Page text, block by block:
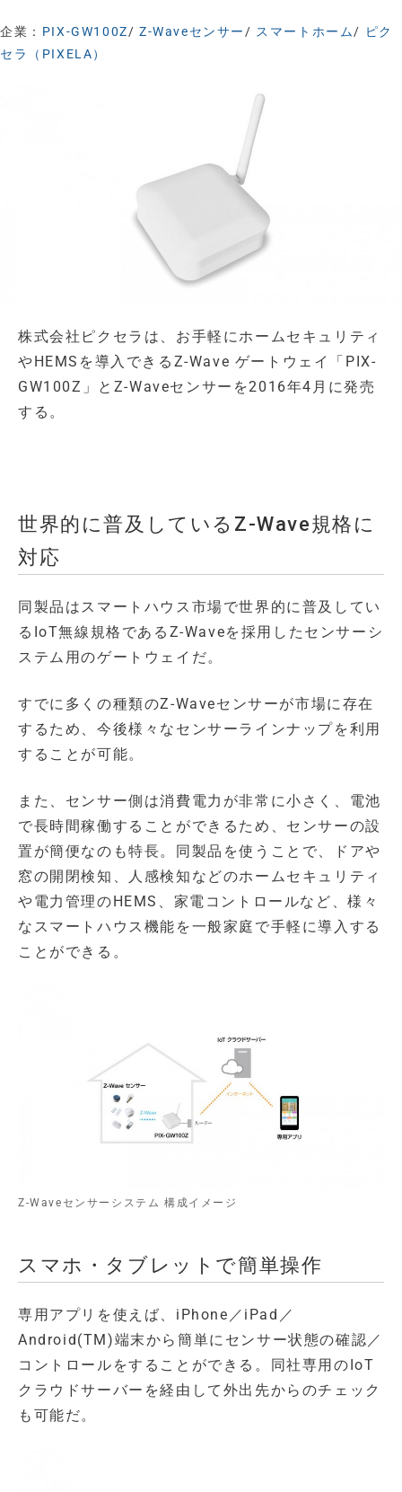
企業： PIX-GW100Z/Z-Waveセンサー/ スマートホーム/ ピク
セラ（PIXELA）
株式会社ピクセラは、お手軽にホームセキュリティ
やHEMSを導入できるZ-Wave ゲートウェイ「PIX-
GW100Z」とZ-Waveセンサーを2016年4月に発売
する。
世界的に普及しているZ-Wave規格に
対応
同製品はスマートハウス市場で世界的に普及してい
るIoT無線規格であるZ-Waveを採用したセンサーシ
ステム用のゲートウェイだ。
すでに多くの種類のZ-Waveセンサーが市場に存在
するため、今後様々なセンサーラインナップを利用
することが可能。
また、センサー側は消費電力が非常に小さく、電池
で長時間稼働することができるため、センサーの設
置が簡便なのも特長。同製品を使うことで、ドアや
窓の開閉検知、人感検知などのホームセキュリティ
や電力管理のHEMS、家電コントロールなど、様々
なスマートハウス機能を一般家庭で手軽に導入する
ことができる。
Z-Waveセンサーシステム 構成イメージ
スマホ・タブレットで簡単操作
専用アプリを使えば、iPhone／iPad／
Android(TM)端末から簡単にセンサー状態の確認／
コントロールをすることができる。同社専用のIoT
クラウドサーバーを経由して外出先からのチェック
も可能だ。